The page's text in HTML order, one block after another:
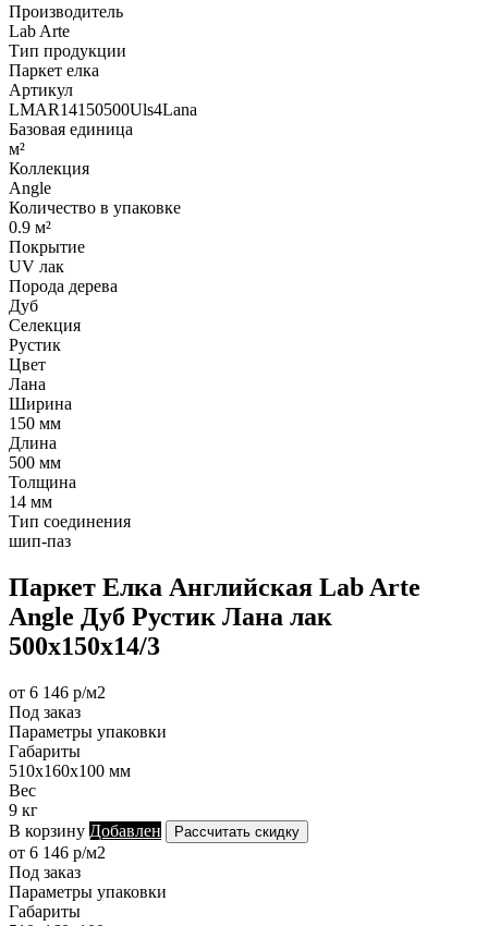
Производитель
Lab Arte
Тип продукции
Паркет елка
Артикул
LMAR14150500Uls4Lana
Базовая единица
м²
Коллекция
Angle
Количество в упаковке
0.9 м²
Покрытие
UV лак
Порода дерева
Дуб
Селекция
Рустик
Цвет
Лана
Ширина
150 мм
Длина
500 мм
Толщина
14 мм
Тип соединения
шип-паз
Паркет Елка Английская Lab Arte
Angle Дуб Рустик Лана лак
500х150х14/3
от 6 146 р/м2
Под заказ
Параметры упаковки
Габариты
510х160х100 мм
Вес
9 кг
В корзину Добавлен Рассчитать скидку
от 6 146 р/м2
Под заказ
Параметры упаковки
Габариты